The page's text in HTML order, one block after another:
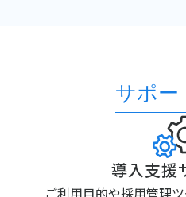
サポー
導入支援
ご利用目的や採用管理